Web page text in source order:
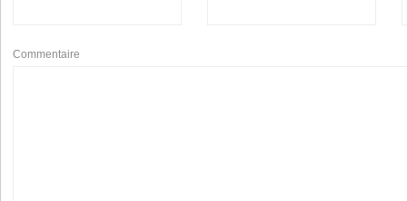
Commentaire